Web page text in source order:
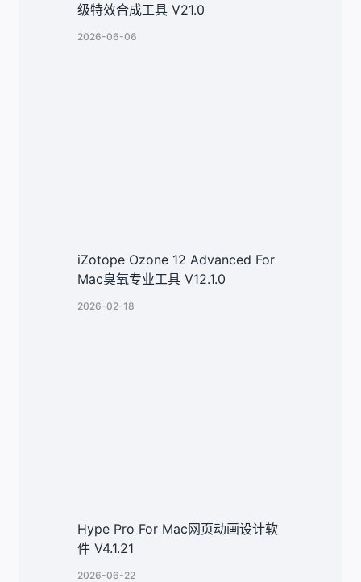
级特效合成工具 V21.0
2026-06-06
iZotope Ozone 12 Advanced For
Mac臭氧专业工具 V12.1.0
2026-02-18
Hype Pro For Mac网页动画设计软
件 V4.1.21
2026-06-22